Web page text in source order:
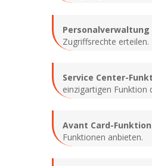
Personalverwaltung
Zugriffsrechte erteilen.
Service Center-
einzigartigen Funktion
Avant Card-Funktion
Funktionen anbieten.